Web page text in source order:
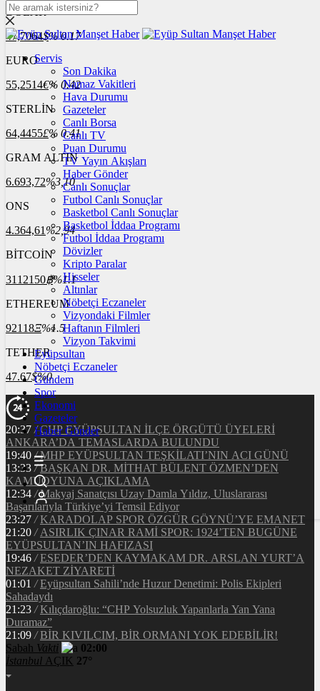
DOLAR
47,7064$% 0.17
EURO
55,2514€% 0.42
STERLİN
64,4455£% 0.41
GRAM ALTIN
6.693,72%3,10
ONS
4.364,61 %2,94
BİTCOİN
3112150฿%1.1
ETHEREUM
92118Ξ%1.5
TETHER
47.67$%0
Servis
Son Dakika
Namaz Vakitleri
Hava Durumu
Gazeteler
Canlı Borsa
Canlı TV
Puan Durumu
TV Yayın Akışları
Haber Gönder
Canlı Sonuçlar
Futbol Canlı Sonuçlar
Basketbol Canlı Sonuçlar
Basketbol İddaa Programı
Futbol İddaa Programı
Dövizler
Kripto Paralar
Hisseler
Altınlar
Nöbetçi Eczaneler
Vizyondaki Filmler
Haftanın Filmleri
Vizyon Takvimi
Eyüpsultan
Nöbetçi Eczaneler
Gündem
Spor
Ekonomi
Gazeteler
Haber Gönder
20:37 / CHP EYÜPSULTAN İLÇE ÖRGÜTÜ ÜYELERİ
ANKARA’DA TEMASLARDA BULUNDU
19:40 / MHP EYÜPSULTAN TEŞKİLATI’NIN ACI GÜNÜ
13:33 / BAŞKAN DR. MİTHAT BÜLENT ÖZMEN’DEN
KAMUOYUNA AÇIKLAMA
12:34 / Makyaj Sanatçısı Uzay Damla Yıldız, Uluslararası
Başarılarıyla Türkiye’yi Temsil Ediyor
23:27 / KARADOLAP SPOR ÖZGÜR GÖYNÜ’YE EMANET
21:20 / ASIRLIK ÇINAR RAMİ SPOR: 1924’TEN BUGÜNE
EYÜPSULTAN’IN HAFIZASI
19:46 / ESEDER’DEN KAYMAKAM DR. ARSLAN YURT’A
NEZAKET ZİYARETİ
01:01 / Eyüpsultan Sahili’nde Huzur Denetimi: Polis Ekipleri
Sahadaydı
21:23 / Kılıçdaroğlu: “CHP Yolsuzluk Yapanlarla Yan Yana
Duramaz”
21:09 / BİR KIVILCIM, BİR ORMANI YOK EDEBİLİR!
Sabah Vakti
02:00
İstanbul AÇIK 27°